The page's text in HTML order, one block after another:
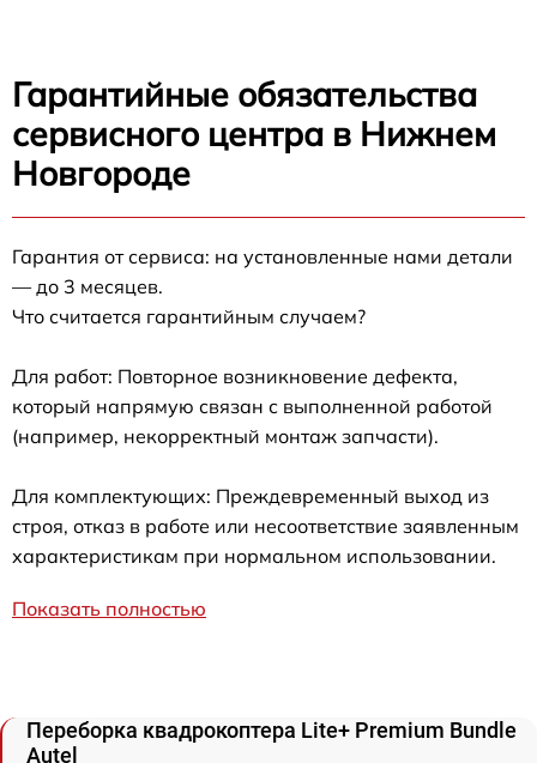
Гарантийные обязательства
сервисного центра в Нижнем
Новгороде
Гарантия от сервиса: на установленные нами детали
— до 3 месяцев.
Что считается гарантийным случаем?
Для работ: Повторное возникновение дефекта,
который напрямую связан с выполненной работой
(например, некорректный монтаж запчасти).
Для комплектующих: Преждевременный выход из
строя, отказ в работе или несоответствие заявленным
характеристикам при нормальном использовании.
Показать полностью
Переборка квадрокоптера Lite+ Premium Bundle
Autel